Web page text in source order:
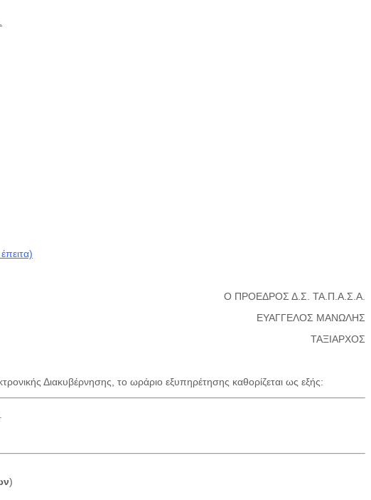
Ο ΠΡΟΕΔΡΟΣ Δ.Σ. ΤΑ.Π.Α.Σ.Α.
ΕΥΑΓΓΕΛΟΣ ΜΑΝΩΛΗΣ
ΤΑΞΙΑΡΧΟΣ
Διακυβέρνησης, το ωράριο εξυπηρέτησης καθορίζεται ως εξής:
)